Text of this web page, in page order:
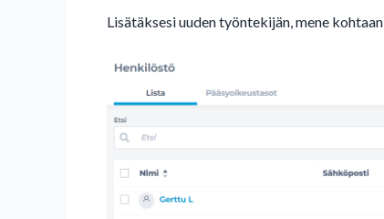
Lisätäksesi uuden työntekijän, mene kohtaan